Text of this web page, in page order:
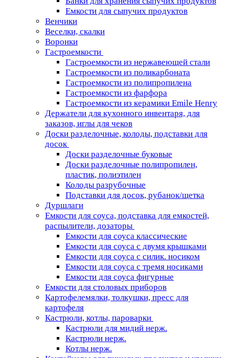
Емкости для сыпучих продуктов
Венчики
Веселки, скалки
Воронки
Гастроемкости
Гастроемкости из нержавеющей стали
Гастроемкости из поликарбоната
Гастроемкости из полипропилена
Гастроемкости из фарфора
Гастроемкости из керамики Emile Henry
Держатели для кухонного инвентаря, для
заказов, иглы для чеков
Доски разделочные, колоды, подставки для
досок
Доски разделочные буковые
Доски разделочные полипропилен,
пластик, полиэтилен
Колоды разрубочные
Подставки для досок, рубанок/щетка
Дуршлаги
Емкости для соуса, подставка для емкостей,
распылители, дозаторы
Емкости для соуса классические
Емкости для соуса с двумя крышками
Емкости для соуса с силик. носиком
Емкости для соуса с тремя носиками
Емкости для соуса фигурные
Емкости для столовых приборов
Картофелемялки, толкушки, пресс для
картофеля
Кастрюли, котлы, пароварки
Кастрюли для мидий нерж.
Кастрюли нерж.
Котлы нерж.